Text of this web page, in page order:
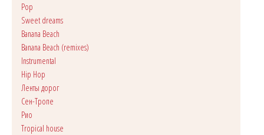
Pop
Sweet dreams
Banana Beach
Banana Beach (remixes)
Instrumental
Hip Hop
Ленты дорог
Сен-Тропе
Рио
Tropical house